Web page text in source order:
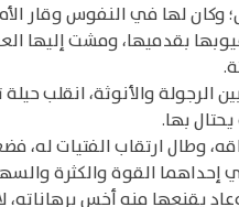
وكان لها في النفوس وقار
بقدميها، ومشت إليها
والأنوثة، انقلب
بها.
وطال ارتقاب الفتيات
إحداهما القوة والكثرة
يقنعها منه أخس برهاناته،